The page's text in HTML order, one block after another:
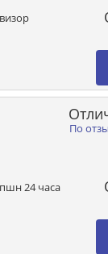
24 часа
По